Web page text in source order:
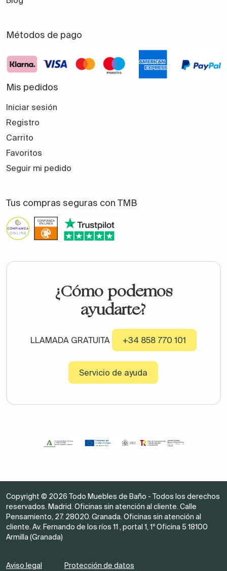
Métodos de pago
Mis pedidos
Iniciar sesión
Registro
Carrito
Favoritos
Seguir mi pedido
Tus compras seguras con TMB
¿Cómo podemos
ayudarte?
LLAMADA GRATUITA +34 858 770 101
Servicio de ayuda
Copyright © 2026 Todo Muebles de Baño - Todos los derechos
reservados. Madrid. Oficinas sin atención al cliente. Calle
Pensamiento, 27. 28020. Granada. Oficinas sin atención al
cliente. Av. Fernando de los ríos 11 , portal 1, 1º Oficina 5 18100
Armilla (Granada)
Aviso legal Protección de datos